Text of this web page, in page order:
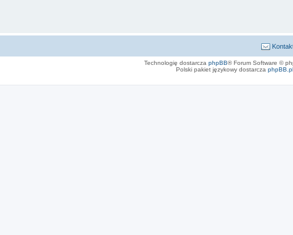
Technologię dostarcza phpBB® Forum Software ©
Polski pakiet językowy dostarcza phpBB.pl